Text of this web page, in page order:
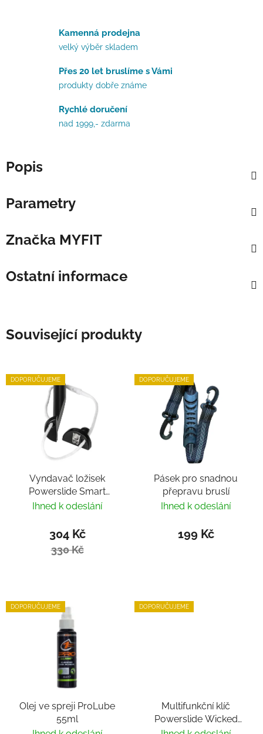
Kamenná prodejna
velký výběr skladem
Přes 20 let bruslíme s Vámi
produkty dobře známe
Rychlé doručení
nad 1999,- zdarma
Popis
Parametry
Značka MYFIT
Ostatní informace
Související produkty
DOPORUČUJEME
Vyndavač ložisek
Powerslide Smart
Bearing Remover by
Ihned k odeslání
304 Kč
330 Kč
DOPORUČUJEME
Pásek pro snadnou
přepravu bruslí
Ihned k odeslání
199 Kč
DOPORUČUJEME
Olej ve spreji ProLube
55ml
DOPORUČUJEME
Multifunkční klíč
Powerslide Wicked